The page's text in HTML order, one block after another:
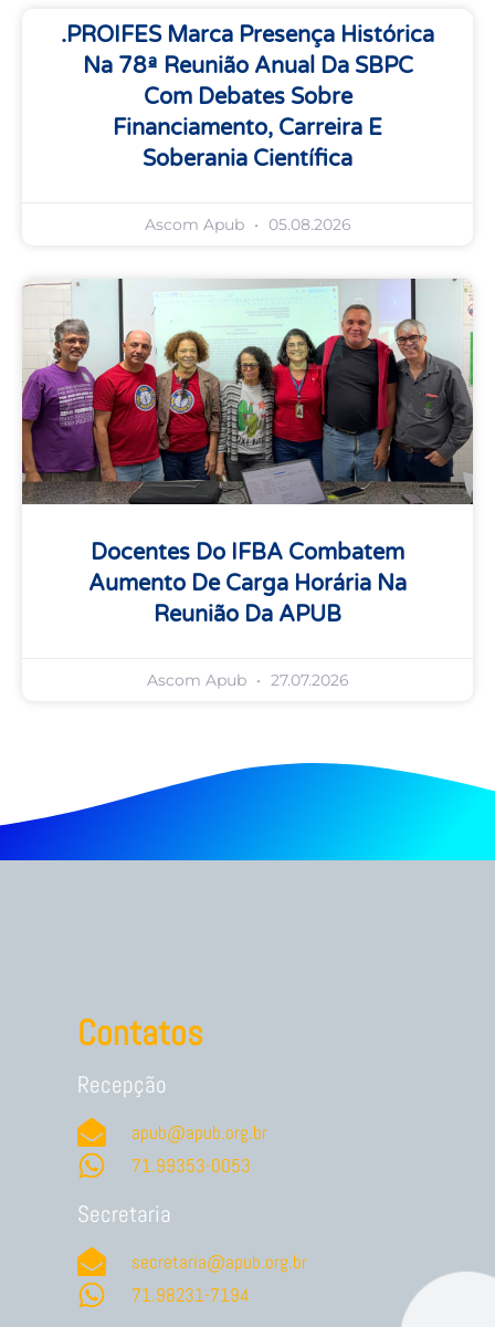
.PROIFES Marca Presença Histórica
Na 78ª Reunião Anual Da SBPC
Com Debates Sobre
Financiamento, Carreira E
Soberania Científica
Ascom Apub 05.08.2026
Docentes Do IFBA Combatem
Aumento De Carga Horária Na
Reunião Da APUB
Ascom Apub 27.07.2026
Contatos
Recepção
apub@apub.org.br
71.99353-0053
Secretaria
secretaria@apub.org.br
71.98231-7194